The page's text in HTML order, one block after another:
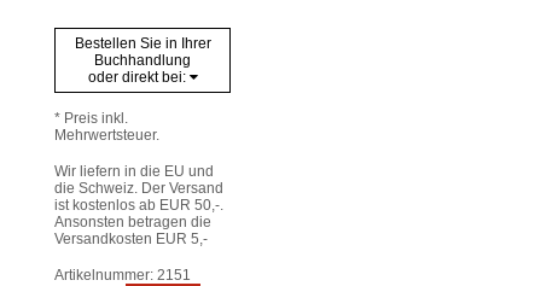
Bestellen Sie in Ihrer
Buchhandlung
oder direkt bei:
* Preis inkl.
Mehrwertsteuer.
Wir liefern in die EU und
die Schweiz. Der Versand
ist kostenlos ab EUR 50,-.
Ansonsten betragen die
Versandkosten EUR 5,-
Artikelnummer: 2151